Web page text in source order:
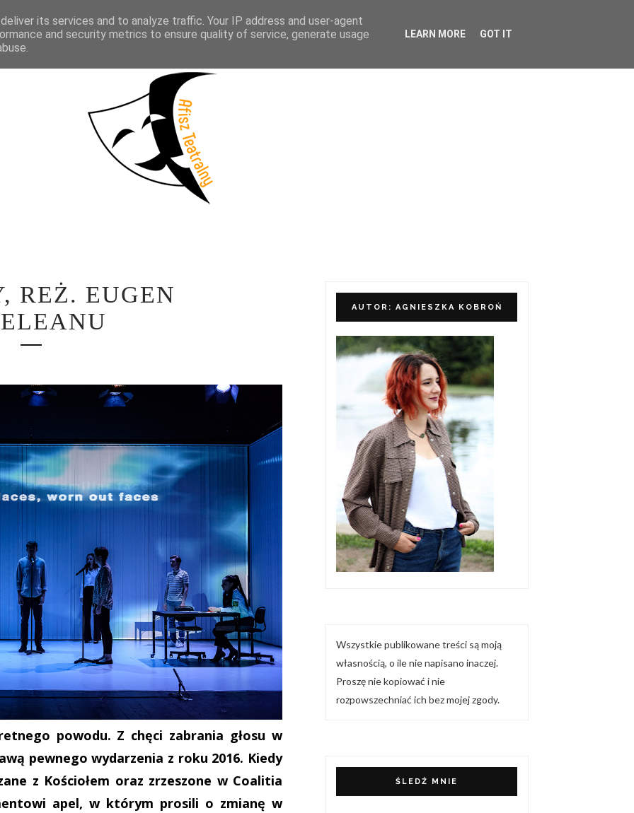
WYWIADY LITERATURA PRÓBY MEDIALNE WSPÓŁPRACA I KONTAKT
REŻ. EUGEN
powodu. Z chęci zabrania głosu w
pewnego wydarzenia z roku 2016. Kiedy
z Kościołem oraz zrzeszone w Coalitia
apel, w którym prosili o zmianę w
AUTOR: AGNIESZKA KOBROŃ
Wszystkie publikowane treści są moją
własnością, o ile nie napisano inaczej.
Proszę nie kopiować i nie
rozpowszechniać ich bez mojej zgody.
ŚLEDŹ MNIE
its services and to analyze traffic. Your IP address and user-agent
and security metrics to ensure quality of service, generate usage
LEARN MORE GOT IT